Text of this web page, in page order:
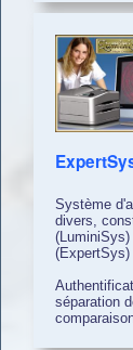
Système
divers,
(ExpertSys)
séparation